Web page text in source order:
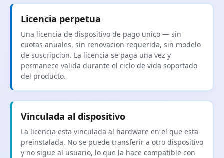
Licencia perpetua
Una licencia de dispositivo de pago unico — sin
cuotas anuales, sin renovacion requerida, sin modelo
de suscripcion. La licencia se paga una vez y
permanece valida durante el ciclo de vida soportado
del producto.
Vinculada al dispositivo
La licencia esta vinculada al hardware en el que esta
preinstalada. No se puede transferir a otro dispositivo
y no sigue al usuario, lo que la hace compatible con